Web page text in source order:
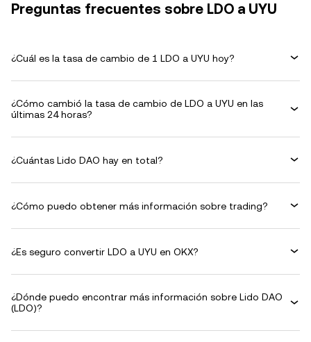
Preguntas frecuentes sobre LDO a UYU
¿Cuál es la tasa de cambio de 1 LDO a UYU hoy?
¿Cómo cambió la tasa de cambio de LDO a UYU en las
últimas 24 horas?
¿Cuántas Lido DAO hay en total?
¿Cómo puedo obtener más información sobre trading?
¿Es seguro convertir LDO a UYU en OKX?
¿Dónde puedo encontrar más información sobre Lido DAO
(LDO)?